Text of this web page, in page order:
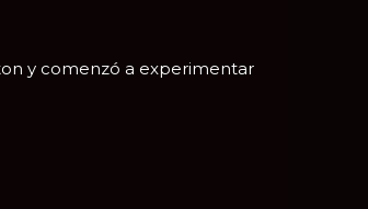
y comenzó a experimentar